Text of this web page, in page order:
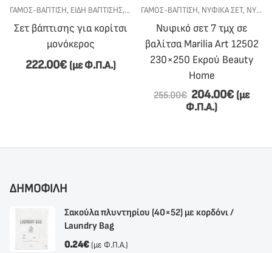
ΓΆΜΟΣ-ΒΆΠΤΙΣΗ, ΕΊΔΗ ΒΆΠΤΙΣΗΣ, ΣΕΤ ΒΆΠΤΙΣΗΣ,ΣΕΤ ΒΆΠΤΙΣΗΣ ΓΙΑ ΚΟΡΊΤΣΙ
Σετ βάπτισης για κορίτσι
μονόκερος
222.00€ (με Φ.Π.Α.)
ΓΆΜΟΣ-ΒΆΠΤΙΣΗ, ΝΥΦΙΚΆ ΣΕΤ, ΝΥΦΙΚΌ ΚΡΕΒΆΤΙ
Νυφικό σετ 7 τμχ σε
βαλίτσα Marilia Art 12502
230×250 Εκρού Beauty
Home
255.00€ 204.00€ (με
Φ.Π.Α.)
ΔΗΜΟΦΙΛΗ
Σακούλα πλυντηρίου (40×52) με κορδόνι /
Laundry Bag
0.24€ (με Φ.Π.Α.)